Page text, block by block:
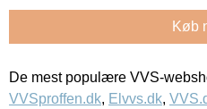
Køb
De mest populære VVS-
VVSproffen.dk, Elvvs.dk,